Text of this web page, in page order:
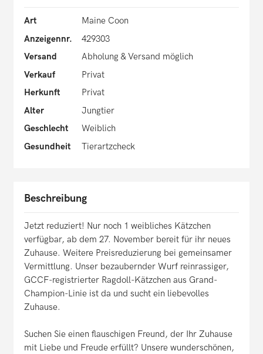
Art
Maine Coon
Anzeigennr.
429303
Versand
Abholung & Versand möglich
Verkauf
Privat
Herkunft
Privat
Alter
Jungtier
Geschlecht
Weiblich
Gesundheit
Tierartzcheck
Beschreibung
Jetzt reduziert! Nur noch 1 weibliches Kätzchen
verfügbar, ab dem 27. November bereit für ihr neues
Zuhause. Weitere Preisreduzierung bei gemeinsamer
Vermittlung. Unser bezaubernder Wurf reinrassiger,
GCCF-registrierter Ragdoll-Kätzchen aus Grand-
Champion-Linie ist da und sucht ein liebevolles
Zuhause.
Suchen Sie einen flauschigen Freund, der Ihr Zuhause
mit Liebe und Freude erfüllt? Unsere wunderschönen,